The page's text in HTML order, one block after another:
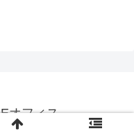
オフィス